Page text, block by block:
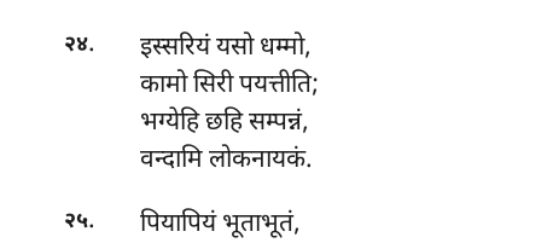
२४. इस्सरियंयसो धम्मो,
कामो सिरी पयत्तीति;
भग्येहि छहि सम्पन्नं,
वन्दामि लोकनायकं.
२५. पियापियंभूताभूतं,